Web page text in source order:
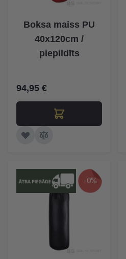
Boksa maiss PU
40x120cm /
piepildīts
94,95 €
-0%